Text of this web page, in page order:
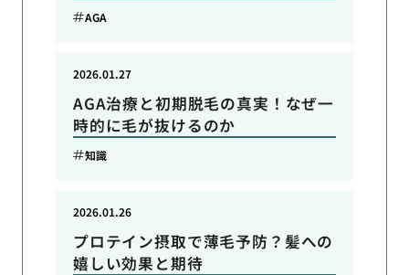
AGA
AGA治療と初期脱毛の真実！なぜ一
時的に毛が抜けるのか
2026.01.27
知識
プロテイン摂取で薄毛予防？髪への
嬉しい効果と期待
2026.01.26